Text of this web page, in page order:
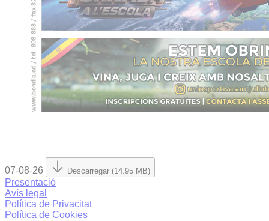
07-08-26 Descarregar (14.95 MB)
Presentació
Avís legal
Política de Privacitat
Política de Cookies